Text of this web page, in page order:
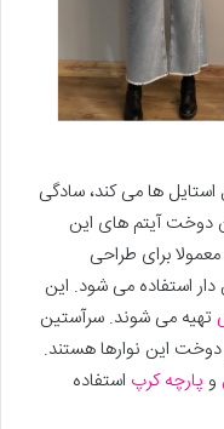
ها می کند، سادگی
آیتم های این
برای طراحی
استفاده می شود. این
تهیه می شوند. سرآستین
این نوارها هستند.
و پارچه کرپ استفاده